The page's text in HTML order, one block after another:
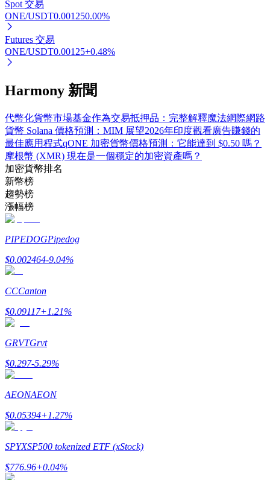
定投理财
享受活期理財及長期收益
學習理財
Bitrue AI
Spot 交易
ONE/USDT0.001250.00%
Futures 交易
ONE/USDT0.00125+0.48%
Harmony 新聞
代幣化貨幣市場基金作為交易抵押品：完整解釋魔法網際網路
貨幣 Solana 價格預測：MIM 展望2026年印度觀看廣告賺錢的
最佳應用程式qONE 加密貨幣價格預測：它能達到 $0.50 嗎？
摩根幣 (XMR) 現在是一個穩定的加密資產嗎？
加密貨幣排名
新幣榜
趨勢榜
漲幅榜
PIPEDOGPipedog
$0.002464-9.04%
CCCanton
$0.09117+1.21%
GRVTGrvt
$0.297-5.29%
AEONAEON
$0.05394+1.27%
SPYXSP500 tokenized ETF (xStock)
$776.96+0.04%